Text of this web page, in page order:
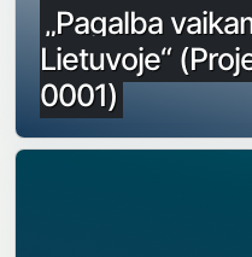
„Pagalba
Lietuvoje“
0001)